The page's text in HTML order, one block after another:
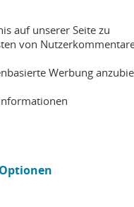
Tipps
auf unserer Seite zu
von
Werbung